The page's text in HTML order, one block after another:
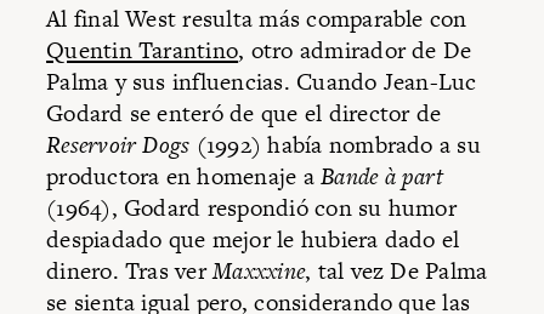
Al final West resulta más comparable con
Quentin Tarantino, otro admirador de De
Palma y sus influencias. Cuando Jean-Luc
Godard se enteró de que el director de
Reservoir Dogs (1992) había nombrado a su
productora en homenaje aBande à part
(1964), Godard respondió con su humor
despiadado que mejor le hubiera dado el
dinero. Tras verMaxxxine, tal vez De Palma
se sienta igual pero, considerando que las